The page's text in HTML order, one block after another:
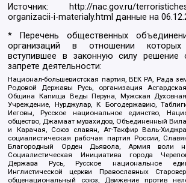
Источник:
http://nac.gov.ru/
organizacii-i-materialy.html данные на
* Перечень общественных
организаций в отношении
вступившее в законную силу решение
запрете деятельности:
Национал-большевистская партия, ВЕК РА, Рада
Родовой Державы Русь, организация
Община Капища Веды Перуна, Мужская
Учреждение, Нурджулар, К Богодержавию,
Иеговы, Русское национальное единство,
общество, Джамаат мувахидов, Объединенный
и Карачая, Союз славян, Ат-Такфир Валь-
социалистическая рабочая партия России,
Благородный Орден Дьявола, Армия воли
Социалистическая Инициатива города
Держава Русь, Русское национальное
Инглистической церкви Православных
общенациональный союз, Движение против